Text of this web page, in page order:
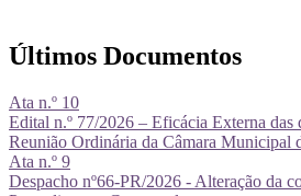
Últimos Documentos
Ata n.º 10
Edital n.º 77/2026 – Eficácia Externa das
Reunião Ordinária da Câmara Municipal
Ata n.º 9
Despacho nº66-PR/2026 - Alteração da